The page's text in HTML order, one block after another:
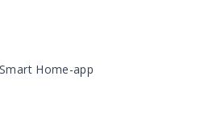
Home-app